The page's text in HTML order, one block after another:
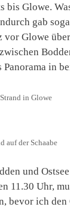
bis Glowe.
gab
vor Glowe
in
in Glowe
auf der Schaabe
und
11.30 Uhr,
bevor ich den